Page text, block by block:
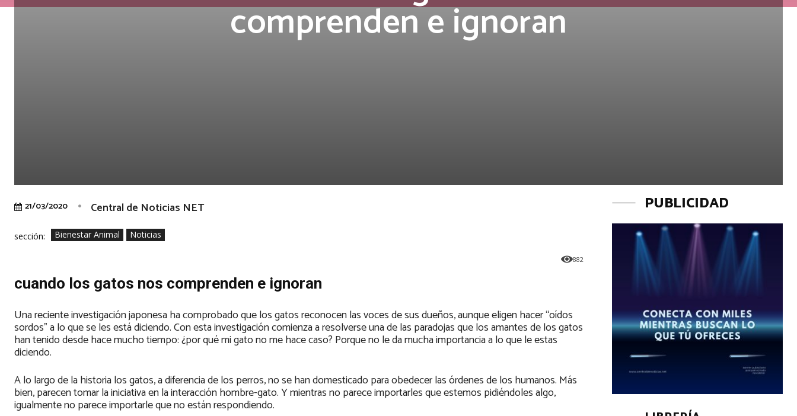
comprenden e ignoran
21/03/2020 Central de Noticias NET
sección: Bienestar Animal Noticias
882
cuando los gatos nos comprenden e ignoran
Una reciente investigación japonesa ha comprobado que los gatos reconocen las voces de sus dueños, aunque eligen hacer “oídos
sordos” a lo que se les está diciendo. Con esta investigación comienza a resolverse una de las paradojas que los amantes de los gatos
han tenido desde hace mucho tiempo: ¿por qué mi gato no me hace caso? Porque no le da mucha importancia a lo que le estas
diciendo.
A lo largo de la historia los gatos, a diferencia de los perros, no se han domesticado para obedecer las órdenes de los humanos. Más
bien, parecen tomar la iniciativa en la interacción hombre-gato. Y mientras no parece importarles que estemos pidiéndoles algo,
igualmente no parece importarle que no están respondiendo.
PUBLICIDAD